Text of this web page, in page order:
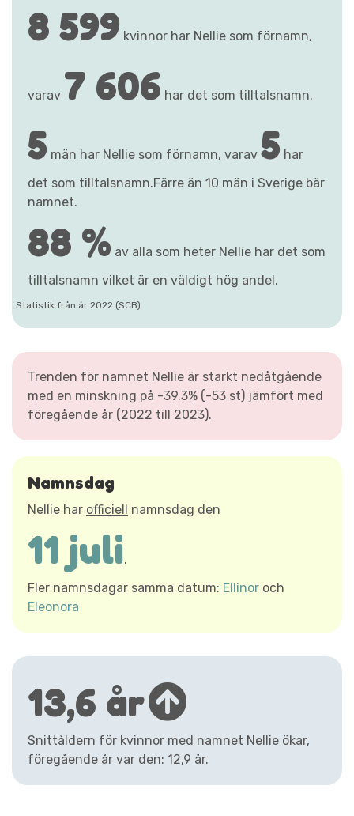
8 599 kvinnor har Nellie som förnamn,
varav 7 606 har det som tilltalsnamn.
5 män har Nellie som förnamn, varav 5 har
det som tilltalsnamn.Färre än 10 män i Sverige bär
namnet.
88 % av alla som heter Nellie har det som
tilltalsnamn vilket är en väldigt hög andel.
Statistik från år 2022 (SCB)
Trenden för namnet Nellie är starkt nedåtgående
med en minskning på -39.3% (-53 st) jämfört med
föregående år (2022 till 2023).
Namnsdag
Nellie har officiell namnsdag den
11 juli.
Fler namnsdagar samma datum: Ellinor och
Eleonora
13,6 år
Snittåldern för kvinnor med namnet Nellie ökar,
föregående år var den: 12,9 år.